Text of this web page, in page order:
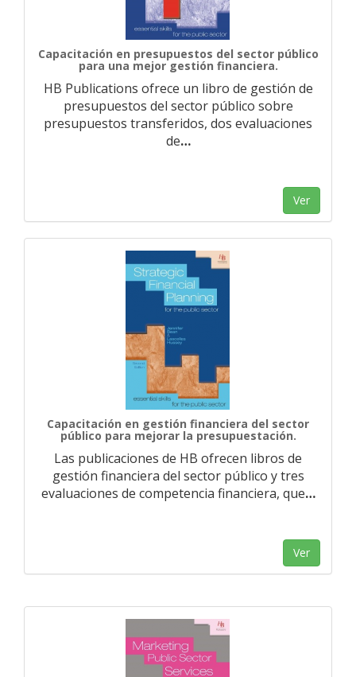
Capacitación en presupuestos del sector público
para una mejor gestión financiera.
HB Publications ofrece un libro de gestión de
presupuestos del sector público sobre
presupuestos transferidos, dos evaluaciones
de…
Ver
Capacitación en gestión financiera del sector
público para mejorar la presupuestación.
Las publicaciones de HB ofrecen libros de
gestión financiera del sector público y tres
evaluaciones de competencia financiera, que…
Ver